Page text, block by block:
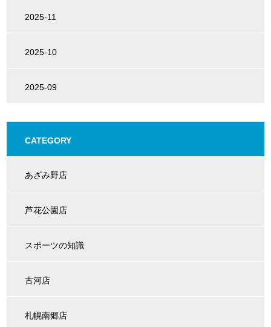
2025-11
2025-10
2025-09
CATEGORY
あざみ野店
芦花公園店
スポーツの知識
古河店
札幌南郷店